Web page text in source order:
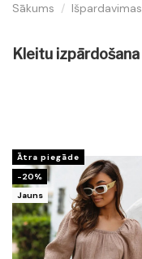
Sākums Išpardavimas
Kleitu izpārdošana
Ātra piegāde
-20%
Jauns